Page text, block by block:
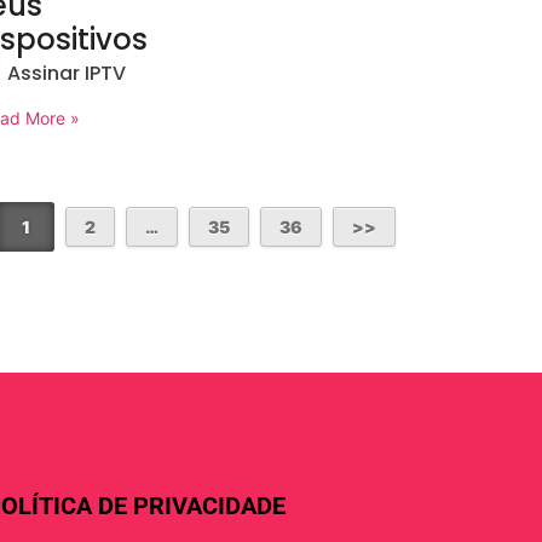
Assinar IPTV
More »
1 2 … 35 36
DE PRIVACIDADE